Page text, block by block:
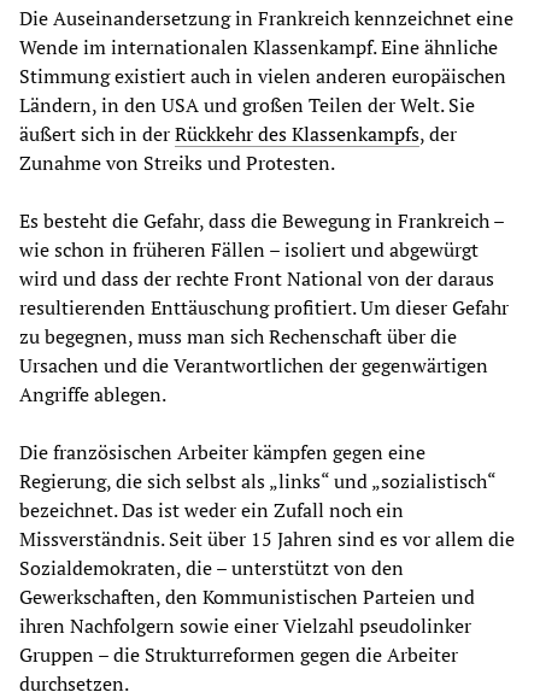
Die Auseinandersetzung in Frankreich kennzeichnet eine
Wende im internationalen Klassenkampf. Eine ähnliche
Stimmung existiert auch in vielen anderen europäischen
Ländern, in den USA und großen Teilen der Welt. Sie
äußert sich in derRückkehr des Klassenkampfs, der
Zunahme von Streiks und Protesten.
Es besteht die Gefahr, dass die Bewegung in Frankreich –
wie schon in früheren Fällen – isoliert und abgewürgt
wird und dass der rechte Front National von der daraus
resultierenden Enttäuschung profitiert. Um dieser Gefahr
zu begegnen, muss man sich Rechenschaft über die
Ursachen und die Verantwortlichen der gegenwärtigen
Angriffe ablegen.
Die französischen Arbeiter kämpfen gegen eine
Regierung, die sich selbst als „links“ und „sozialistisch“
bezeichnet. Das ist weder ein Zufall noch ein
Missverständnis. Seit über 15 Jahren sind es vor allem die
Sozialdemokraten, die – unterstützt von den
Gewerkschaften, den Kommunistischen Parteien und
ihren Nachfolgern sowie einer Vielzahl pseudolinker
Gruppen – die Strukturreformen gegen die Arbeiter
durchsetzen.